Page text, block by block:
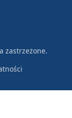
zastrzeżone.